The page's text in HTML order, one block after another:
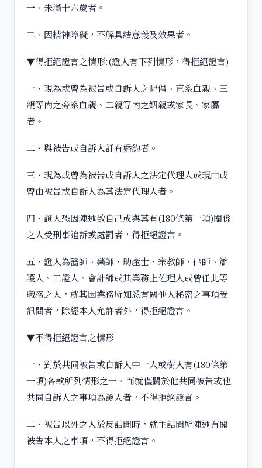
一、未滿十六歲者。
二、因精神障礙，不解具結意義及效果者。
▼得拒絕證言之情形:(證人有下列情形，得拒絕證言)
一、現為或曾為被告或自訴人之配偶、直系血親、三
親等內之旁系血親、二親等內之姻親或家長、家屬
者。
二、與被告或自訴人訂有婚約者。
三、現為或曾為被告或自訴人之法定代理人或現由或
曾由被告或自訴人為其法定代理人者。
四、證人恐因陳述致自己或與其有(180條第一項)關係
之人受刑事追訴或處罰者，得拒絕證言。
五、證人為醫師、藥師、助產士、宗教師、律師、辯
護人、工證人、會計師或其業務上佐理人或曾任此等
職務之人，就其因業務所知悉有關他人秘密之事項受
訊問者，除經本人允許者外，得拒絕證言。
▼不得拒絕證言之情形
一、對於共同被告或自訴人中一人或樹人有(180條第
一項)各款所列情形之一，而就僅關於他共同被告或他
共同自訴人之事項為證人者，不得拒絕證言。
二、被告以外之人於反詰問時，就主詰問所陳述有關
被告本人之事項，不得拒絕證言。